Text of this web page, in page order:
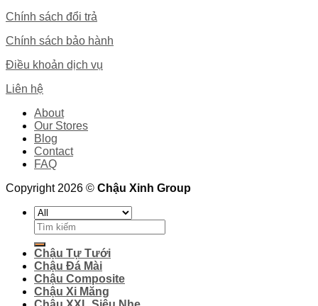
Chính sách đổi trả
Chính sách bảo hành
Điều khoản dịch vụ
Liên hệ
About
Our Stores
Blog
Contact
FAQ
Copyright 2026 © Chậu Xinh Group
Search
for:
Chậu Tự Tưới
Chậu Đá Mài
Chậu Composite
Chậu Xi Măng